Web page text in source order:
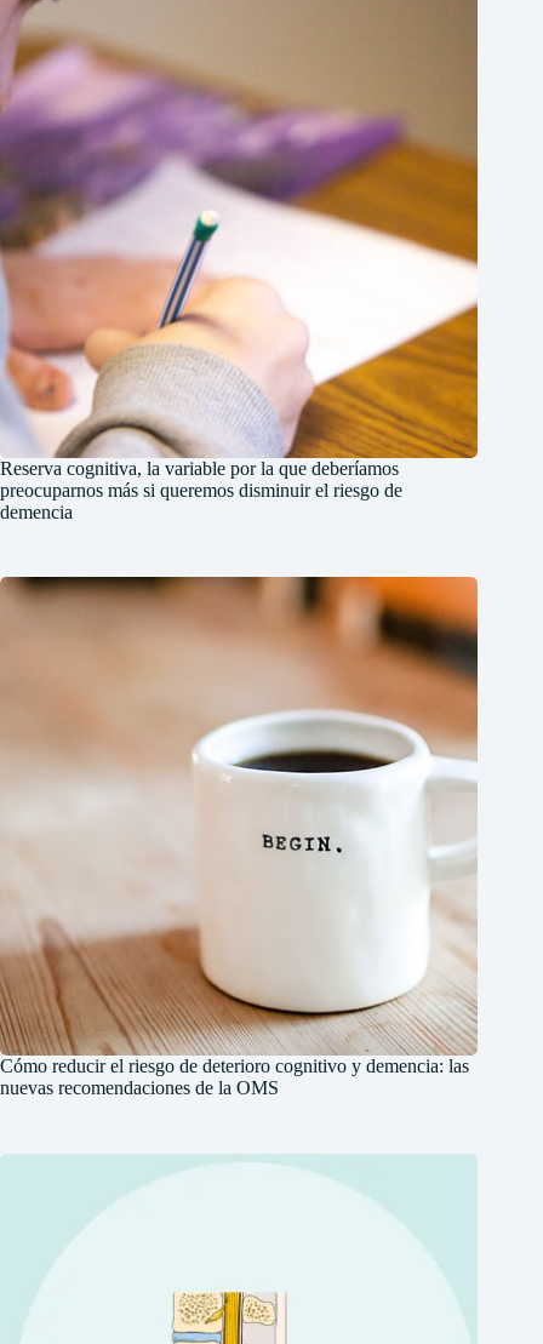
Reserva cognitiva, la variable por la que deberíamos
preocuparnos más si queremos disminuir el riesgo de
demencia
Cómo reducir el riesgo de deterioro cognitivo y demencia: las
nuevas recomendaciones de la OMS